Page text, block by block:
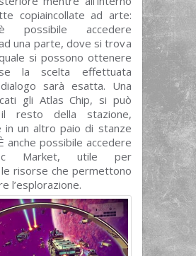
copiaincollate ad arte:
possibile accedere
una parte, dove si trova
si possono ottenere
la scelta effettuata
sarà esatta. Una
gli Atlas Chip, si può
resto della stazione,
in un altro paio di stanze
anche possibile accedere
Market, utile per
risorse che permettono
l’esplorazione.